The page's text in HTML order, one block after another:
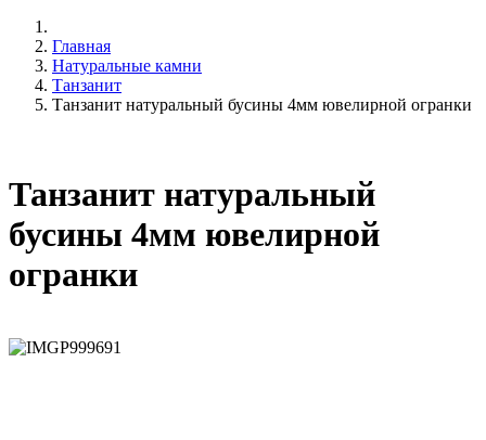
Главная
Натуральные камни
Танзанит
Танзанит натуральный бусины 4мм ювелирной огранки
Танзанит натуральный
бусины 4мм ювелирной
огранки